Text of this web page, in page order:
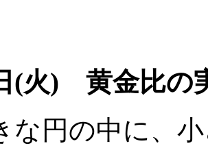
(火) 黄金比の
円の中に、